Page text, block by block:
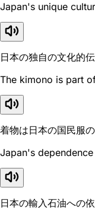
Japan's unique
日本の独自の文化的伝
The kimono is part
着物は日本の国民服の
Japan's
日本の輸入石油への依